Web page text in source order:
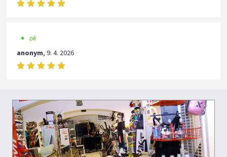
ok
anonym,9. 4. 2026